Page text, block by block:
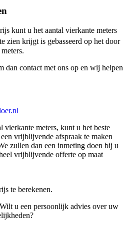
kunt u het aantal vierkante meters
zien krijgt is gebasseerd op het door
dan contact met ons op en wij helpen
vierkante meters, kunt u het beste
vrijblijvende afspraak te maken
zullen dan een inmeting doen bij u
vrijblijvende offerte op maat
te berekenen.
u een persoonlijk advies over uw